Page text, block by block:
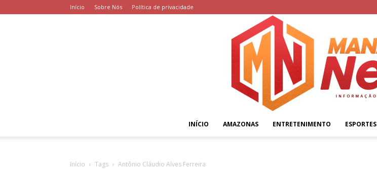
Início Sobre Nós Política de privacidade
INÍCIO AMAZONAS ENTRETENIMENTO ESPORTES
Início Tags Antônio Cláudio Alves Ferreira